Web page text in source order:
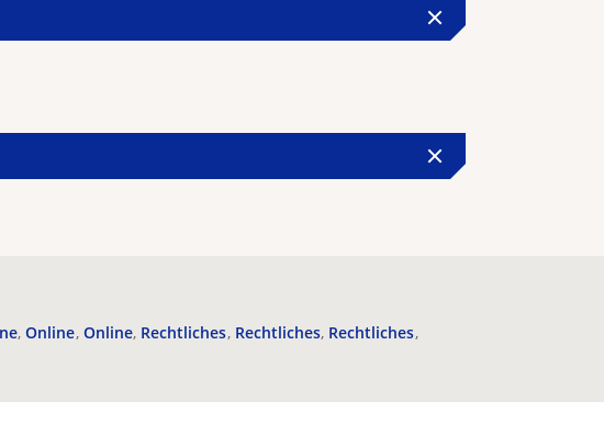
Online Online Rechtliches Rechtliches Rechtliches